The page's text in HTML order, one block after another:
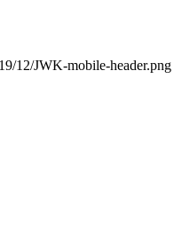
12/JWK-mobile-header.png